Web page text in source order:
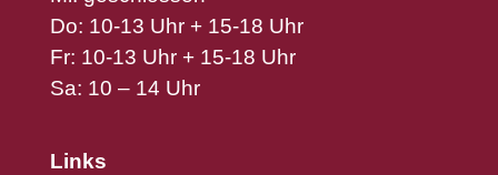
Do: 10-13 Uhr + 15-18 Uhr
Fr: 10-13 Uhr + 15-18 Uhr
Sa: 10 – 14 Uhr
Links